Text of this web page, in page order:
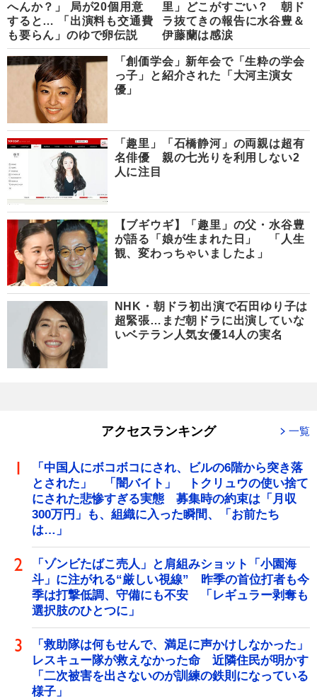
へんか？」 局が20個用意
すると… 「出演料も交通費
も要らん」のゆで卵伝説
里」どこがすごい？ 朝ド
ラ抜てきの報告に水谷豊＆
伊藤蘭は感涙
「創価学会」新年会で「生粋の学会
っ子」と紹介された「大河主演女
優」
「趣里」「石橋静河」の両親は超有
名俳優 親の七光りを利用しない2
人に注目
【ブギウギ】「趣里」の父・水谷豊
が語る「娘が生まれた日」 「人生
観、変わっちゃいましたよ」
NHK・朝ドラ初出演で石田ゆり子は
超緊張…まだ朝ドラに出演していな
いベテラン人気女優14人の実名
アクセスランキング 一覧
「中国人にボコボコにされ、ビルの6階から突き落
とされた」 「闇バイト」 トクリュウの使い捨て
にされた悲惨すぎる実態 募集時の約束は「月収
300万円」も、組織に入った瞬間、「お前たち
は…」
「ゾンビたばこ売人」と肩組みショット「小園海
斗」に注がれる“厳しい視線” 昨季の首位打者も今
季は打撃低調、守備にも不安 「レギュラー剥奪も
選択肢のひとつに」
「救助隊は何もせんで、満足に声かけしなかった」
レスキュー隊が救えなかった命 近隣住民が明かす
「二次被害を出さないのが訓練の鉄則になっている
様子」